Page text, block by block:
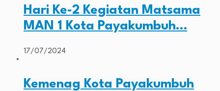
Hari Ke-2 Kegiatan Matsama
MAN 1 Kota Payakumbuh…
17/07/2024
Kemenag Kota Payakumbuh